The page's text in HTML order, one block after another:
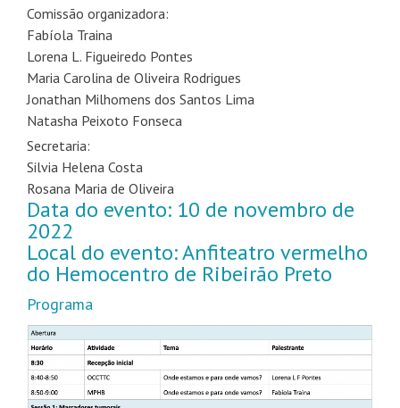
Comissão organizadora:
Fabíola Traina
Lorena L. Figueiredo Pontes
Maria Carolina de Oliveira Rodrigues
Jonathan Milhomens dos Santos Lima
Natasha Peixoto Fonseca
Secretaria:
Silvia Helena Costa
Rosana Maria de Oliveira
Data do evento: 10 de novembro de
2022
Local do evento: Anfiteatro vermelho
do Hemocentro de Ribeirão Preto
Programa